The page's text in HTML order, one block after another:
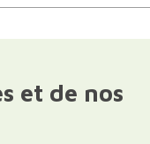
et de nos